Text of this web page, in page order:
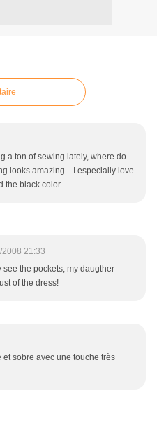
a ton of sewing lately, where do
looks amazing. I especially love
the black color.
2008 21:33
see the pockets, my daugther
of the dress!
sobre avec une touche très